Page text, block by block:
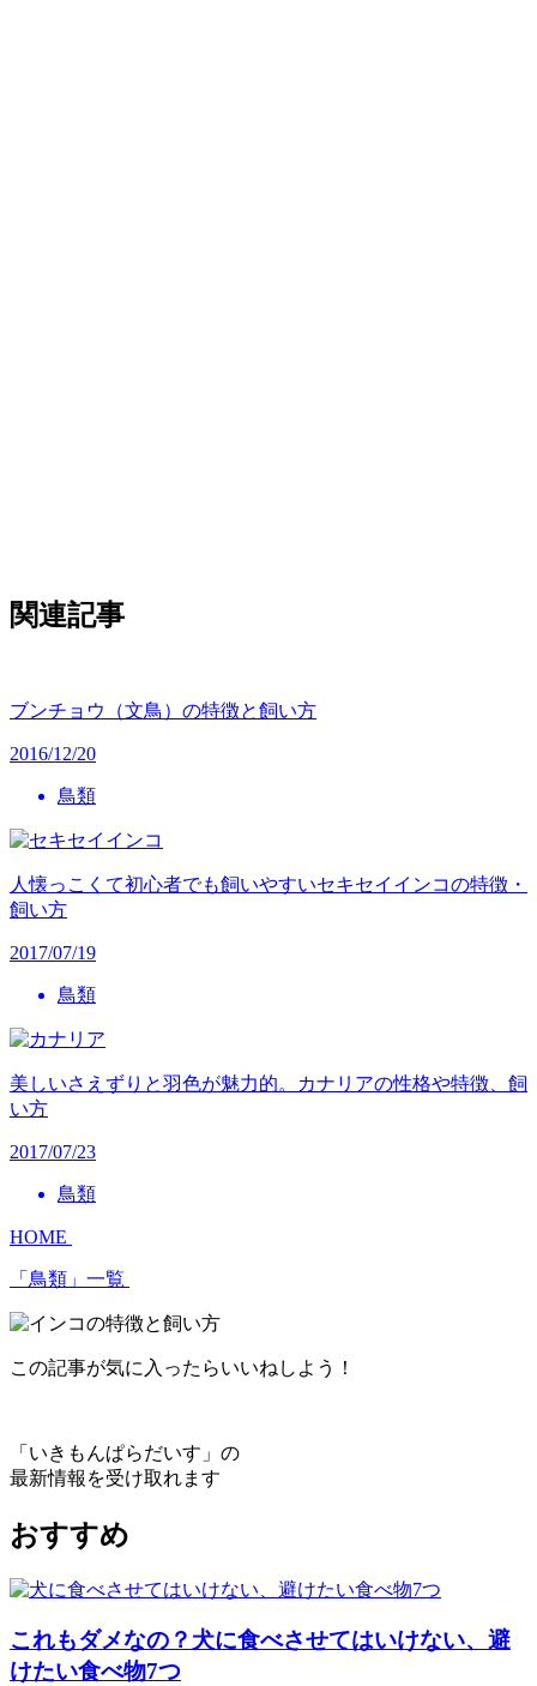
関連記事
ブンチョウ（文鳥）の特徴と飼い方
2016/12/20
鳥類
人懐っこくて初心者でも飼いやすいセキセイインコの特徴・
飼い方
2017/07/19
鳥類
美しいさえずりと羽色が魅力的。カナリアの性格や特徴、飼
い方
2017/07/23
鳥類
HOME
「鳥類」一覧
この記事が気に入ったらいいねしよう！
「いきもんぱらだいす」の
最新情報を受け取れます
おすすめ
これもダメなの？犬に食べさせてはいけない、避
けたい食べ物7つ